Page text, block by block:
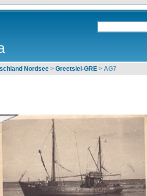
Nordsee > Greetsiel-GRE > AG7